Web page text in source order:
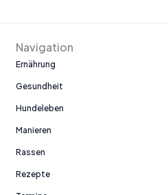
Navigation
Ernährung
Gesundheit
Hundeleben
Manieren
Rassen
Rezepte